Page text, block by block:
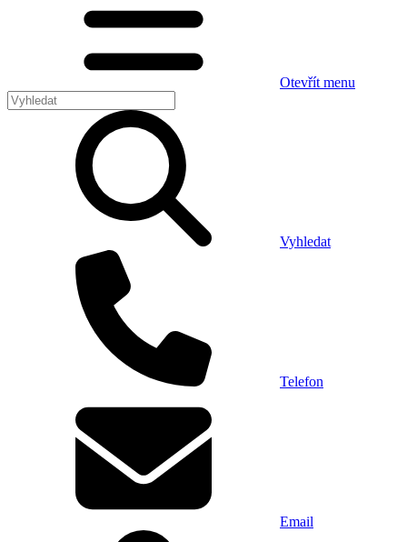
Otevřít menu
Vyhledat
Telefon
Email